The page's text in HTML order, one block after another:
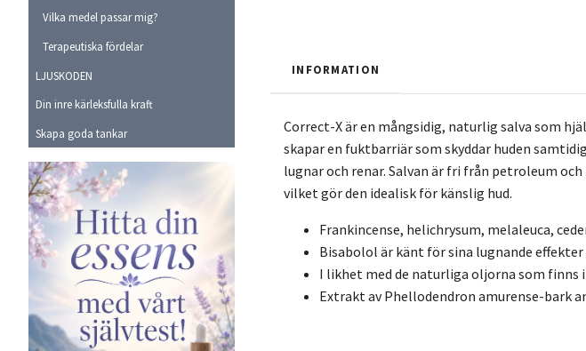
Vilka medel passar mig?
Terapeutiska fördelar
LJUSKODEN
Din inre kärleksfulla kraft
Skapa goda tankar
INFORMATION
Correct-X är en mångsidig, naturlig salva som
skapar en fuktbarriär som skyddar huden
lugnar och renar. Salvan är fri från petroleum
vilket gör den idealisk för känslig hud.
Frankincense, helichrysum, melaleuca,
Bisabolol är känt för sina lugnande
I likhet med de naturliga oljorna som
Extrakt av Phellodendron amurense-bark